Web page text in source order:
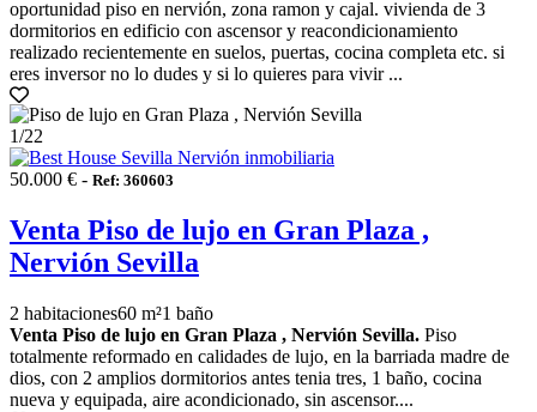
oportunidad piso en nervión, zona ramon y cajal. vivienda de 3
dormitorios en edificio con ascensor y reacondicionamiento
realizado recientemente en suelos, puertas, cocina completa etc. si
eres inversor no lo dudes y si lo quieres para vivir ...
1/22
50.000 € - Ref: 360603
Venta Piso de lujo en Gran Plaza ,
Nervión Sevilla
2 habitaciones60 m²1 baño
Venta Piso de lujo en Gran Plaza , Nervión Sevilla. Piso
totalmente reformado en calidades de lujo, en la barriada madre de
dios, con 2 amplios dormitorios antes tenia tres, 1 baño, cocina
nueva y equipada, aire acondicionado, sin ascensor....